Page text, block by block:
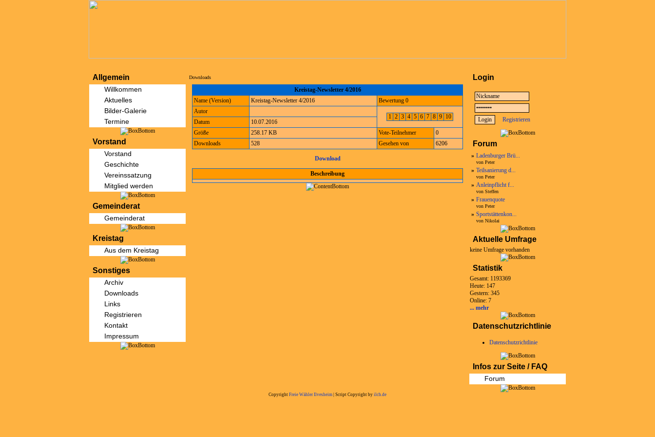
Allgemein
Willkommen
Aktuelles
Bilder-Galerie
Termine
Vorstand
Vorstand
Geschichte
Vereinssatzung
Mitglied werden
Gemeinderat
Gemeinderat
Kreistag
Aus dem Kreistag
Sonstiges
Archiv
Downloads
Links
Registrieren
Kontakt
Impressum
Downloads
Kreistag-Newsletter 4/2016
Name (Version)
Kreistag-Newsletter 4/2016
Bewertung 0
Autor
1 2 3 4 5 6 7 8 9 10
Datum
10.07.2016
Größe
258.17 KB Vote-Teilnehmer
0
Downloads
528 Gesehen von 6206
Download
Beschreibung
Login
Registrieren
Forum
» Ladenburger Brü...
von Peter
» Teilsanierung d...
von Peter
» Anleinpflicht f...
von Steffen
» Frauenquote
von Peter
» Sportstättenkon...
von Nikolai
Aktuelle Umfrage
keine Umfrage vorhanden
Statistik
Gesamt: 1193369
Heute: 147
Gestern: 345
Online: 7
... mehr
Datenschutzrichtlinie
Datenschutzrichtlinie
Infos zur Seite / FAQ
Forum
Copyright Freie Wähler Ilvesheim | Script Copyright by ilch.de